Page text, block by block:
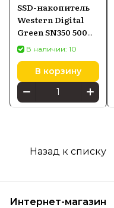
SSD-накопитель
Western Digital
Green SN350 500
ГБ M.2 NVMe
(WDS500G2G0C)
В наличии: 10
В корзину
Назад к списку
Интернет-магазин